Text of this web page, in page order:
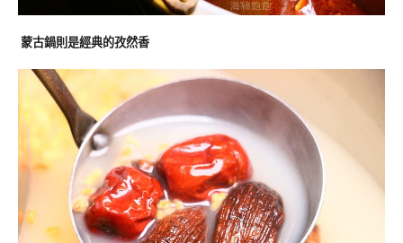
蒙古鍋則是經典的孜然香